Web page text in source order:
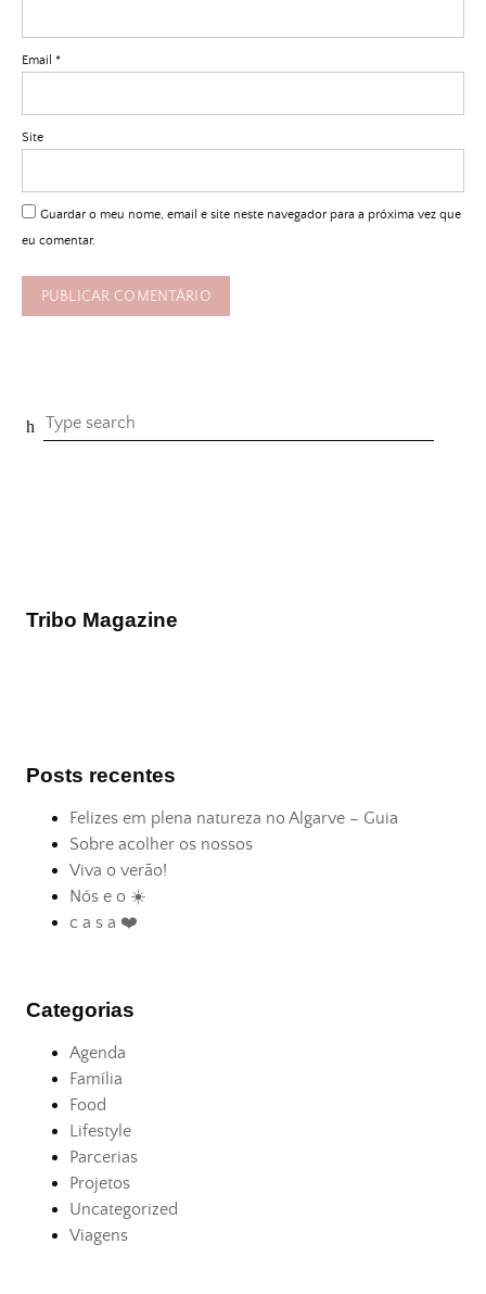
Email *
Site
Guardar o meu nome, email e site neste navegador para a próxima vez que
eu comentar.
Tribo Magazine
Posts recentes
Felizes em plena natureza no Algarve – Guia
Sobre acolher os nossos
Viva o verão!
Nós e o ☀️
c a s a ❤️
Categorias
Agenda
Família
Food
Lifestyle
Parcerias
Projetos
Uncategorized
Viagens